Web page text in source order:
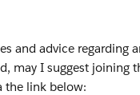
and advice regarding
may I suggest joining
the link below: